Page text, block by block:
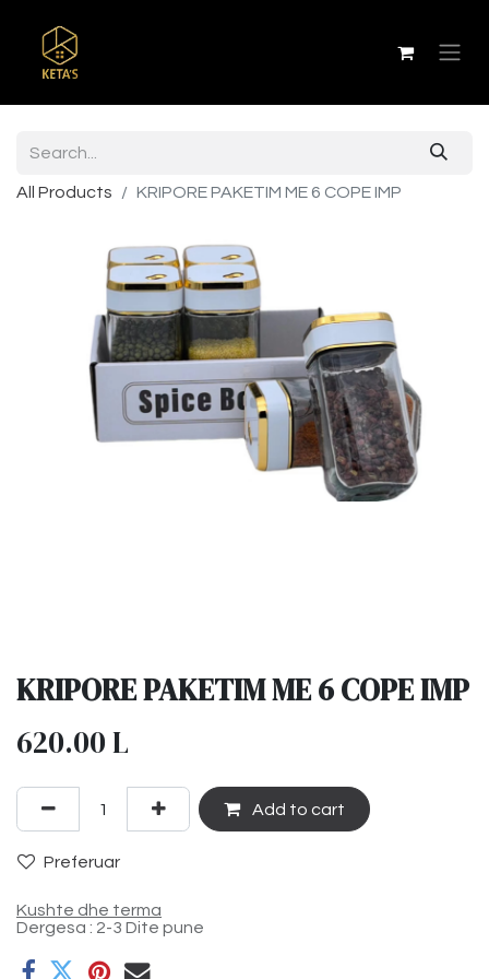
All Products KRIPORE PAKETIM ME 6 COPE IMP
KRIPORE PAKETIM ME 6 COPE IMP
620.00L
Add to cart
Preferuar
Kushte dhe terma
Dergesa : 2-3 Dite pune